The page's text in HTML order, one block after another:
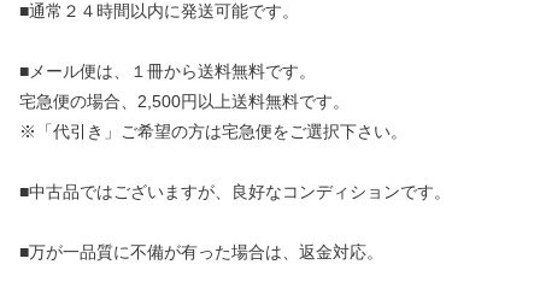
■通常２４時間以内に発送可能です。
■メール便は、１冊から送料無料です。
宅急便の場合、2,500円以上送料無料です。
※「代引き」ご希望の方は宅急便をご選択下さい。
■中古品ではございますが、良好なコンディションです。
■万が一品質に不備が有った場合は、返金対応。